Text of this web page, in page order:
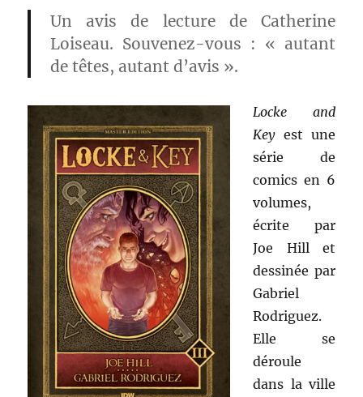
Un avis de lecture de Catherine
Loiseau. Souvenez-vous : « autant
de têtes, autant d’avis ».
Locke and
Keyest une
série de
comics en 6
volumes,
écrite par
Joe Hill et
dessinée par
Gabriel
Rodriguez.
Elle se
déroule
dans la ville